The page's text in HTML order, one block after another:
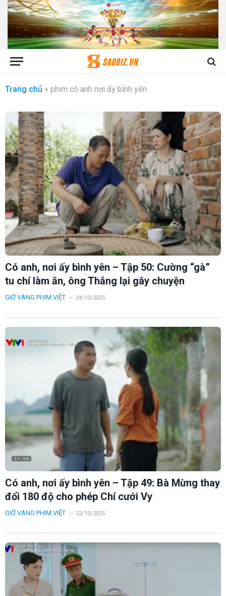
Trang chủ » phim có anh nơi ấy bình yên
Có anh, nơi ấy bình yên – Tập 50: Cường “gà”
tu chí làm ăn, ông Thắng lại gây chuyện
GIỜ VÀNG PHIM VIỆT 24/10/2025
Có anh, nơi ấy bình yên – Tập 49: Bà Mừng thay
đổi 180 độ cho phép Chí cưới Vy
GIỜ VÀNG PHIM VIỆT 22/10/2025